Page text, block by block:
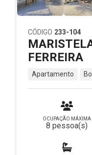
CÓDIGO 233-104
FERREIRA
Apartamento
OCUPAÇÃO MÁXIMA
8 pessoa(s)